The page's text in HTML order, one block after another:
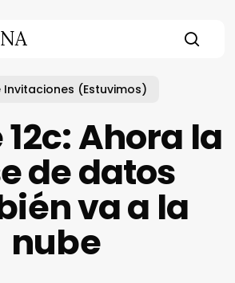
Invitaciones (Estuvimos)
Ahora la
de datos
va a la
nube